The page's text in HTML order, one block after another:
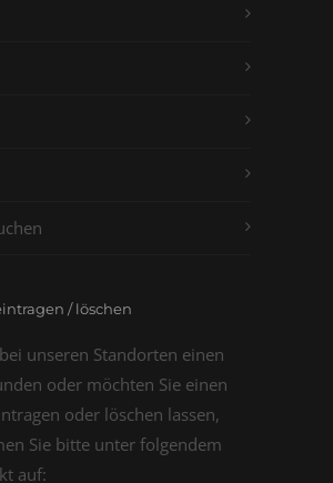
/ löschen
unseren Standorten einen
oder möchten Sie einen
oder löschen lassen,
Sie bitte unter folgendem
auf: